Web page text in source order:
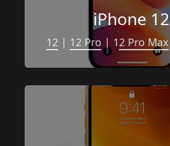
iPhone 12
12 | 12 Pro | 12 Pro Max